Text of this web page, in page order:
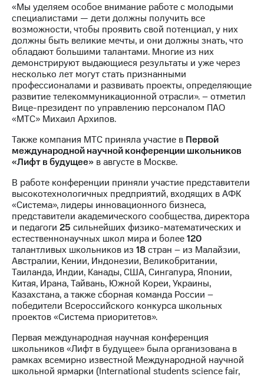
Еврооблигации-2023
Уведомление
о
погашении
именных
облигаций
Другое
Регистратор
Реквизиты
Контакты
развитие
деловая этика
На главную
«Мы уделяем особое внимание работе с молодыми
специалистами — дети должны получить все
возможности, чтобы проявить свой потенциал, у них
должны быть великие мечты, и они должны знать, что
обладают большими талантами. Многие из них
демонстрируют выдающиеся результаты и уже через
несколько лет могут стать признанными
профессионалами и развивать проекты, определяющие
развитие телекоммуникационной отрасли». – отметил
Вице-президент по управлению персоналом ПАО
«МТС» Михаил Архипов.
Также компания МТС приняла участие в Первой
международной научной конференции школьников
«Лифт в будущее» в августе в Москве.
В работе конференции приняли участие представители
высокотехнологичных предприятий, входящих в АФК
«Система», лидеры инновационного бизнеса,
представители академического сообщества, директора
и педагоги 25 сильнейших физико-математических и
естественнонаучных школ мира и более120
талантливых школьников из 18стран – из Малайзии,
Австралии, Кении, Индонезии, Великобритании,
Таиланда, Индии, Канады, США, Сингапура, Японии,
Китая, Ирана, Тайвань, Южной Кореи, Украины,
Казахстана, а также сборная команда России –
победители Всероссийского конкурса школьных
проектов «Система приоритетов».
Первая международная научная конференция
школьников «Лифт в будущее» была организована в
рамках всемирно известной Международной научной
школьной ярмарки (International students science fair,